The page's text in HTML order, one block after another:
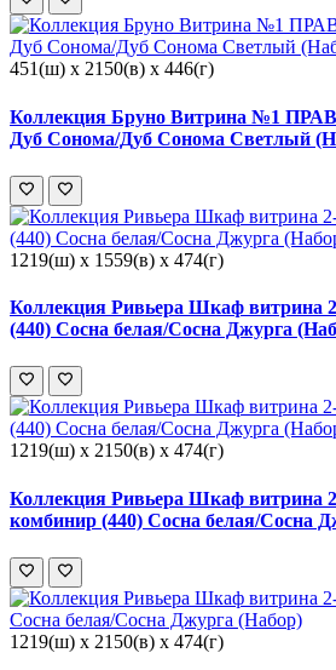
451(ш) x 2150(в) x 446(г)
Коллекция Бруно Витрина №1
Дуб Сонома/Дуб Сонома Светлый
1219(ш) x 1559(в) x 474(г)
Коллекция Ривьера Шкаф витрина
(440) Сосна белая/Сосна Джурга
1219(ш) x 2150(в) x 474(г)
Коллекция Ривьера Шкаф витрина
комбинир (440) Сосна белая/Сосна
1219(ш) x 2150(в) x 474(г)